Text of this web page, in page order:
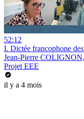
52:12
I. Dictée francophone
Jean-Pierre
Projet EEE
il y a 4 mois